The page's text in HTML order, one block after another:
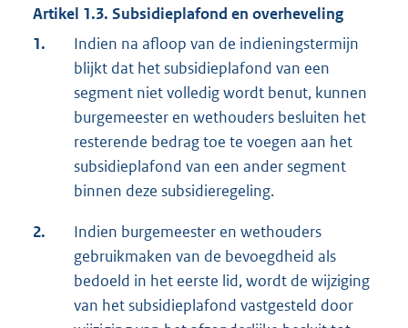
Artikel 1.3. Subsidieplafond en overheveling
1.
Indien na afloop van de indieningstermijn
blijkt dat het subsidieplafond van een
segment niet volledig wordt benut, kunnen
burgemeester en wethouders besluiten het
resterende bedrag toe te voegen aan het
subsidieplafond van een ander segment
binnen deze subsidieregeling.
2.
Indien burgemeester en wethouders
gebruikmaken van de bevoegdheid als
bedoeld in het eerste lid, wordt de wijziging
van het subsidieplafond vastgesteld door